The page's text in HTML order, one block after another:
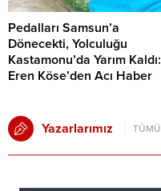
Pedalları Samsun’a
Dönecekti, Yolculuğu
Kastamonu’da Yarım Kaldı:
Eren Köse’den Acı Haber
Yazarlarımız TÜMÜ